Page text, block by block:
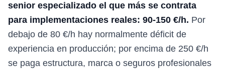
senior especializado el que más se contrata
para implementaciones reales: 90-150 €/h. Por
debajo de 80 €/h hay normalmente déficit de
experiencia en producción; por encima de 250 €/h
se paga estructura, marca o seguros profesionales